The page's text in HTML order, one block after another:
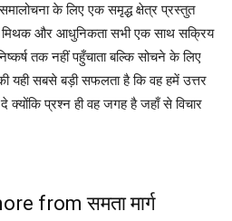
समालोचना के लिए एक समृद्ध क्षेत्र प्रस्तुत
मिथक और आधुनिकता सभी एक साथ सक्रिय
तक नहीं पहुँचाता बल्कि सोचने के लिए
यही सबसे बड़ी सफलता है कि वह हमें उत्तर
प्रश्न ही वह जगह है जहाँ से विचार
from समता मार्ग